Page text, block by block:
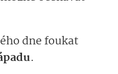
dne foukat
.